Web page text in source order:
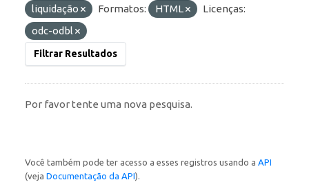
liquidação
Formatos: HTML
Licenças:
odc-odbl
Filtrar Resultados
Por favor tente uma nova pesquisa.
Você também pode ter acesso a esses registros usando a API
(veja Documentação da API).